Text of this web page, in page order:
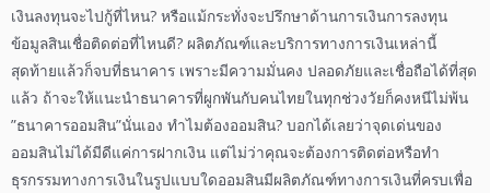
เงินลงทุนจะไปกู้ที่ไหน? หรือแม้กระทั่งจะปรึกษาด้านการเงินการลงทุน
ข้อมูลสินเชื่อติดต่อที่ไหนดี? ผลิตภัณฑ์และบริการทางการเงินเหล่านี้
สุดท้ายแล้วก็จบที่ธนาคาร เพราะมีความมั่นคง ปลอดภัยและเชื่อถือได้ที่สุด
แล้ว ถ้าจะให้แนะนำธนาคารที่ผูกพันกับคนไทยในทุกช่วงวัยก็คงหนีไม่พ้น
”ธนาคารออมสิน”นั่นเอง ทำไมต้องออมสิน? บอกได้เลยว่าจุดเด่นของ
ออมสินไม่ได้มีดีแค่การฝากเงิน แต่ไม่ว่าคุณจะต้องการติดต่อหรือทำ
ธุรกรรมทางการเงินในรูปแบบใดออมสินมีผลิตภัณฑ์ทางการเงินที่ครบเพื่อ